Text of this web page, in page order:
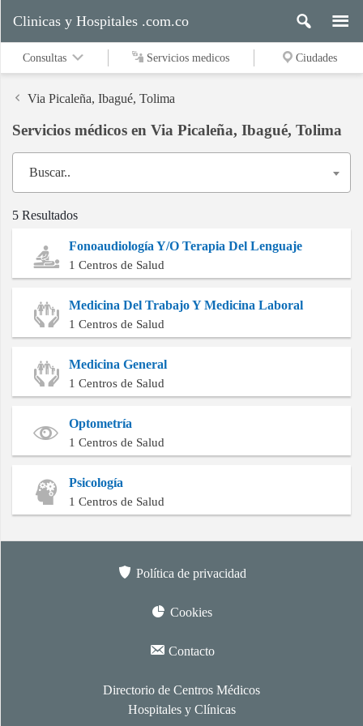
Servicios
medicos
Clinicas y Hospitales .com.co
Consultas Servicios medicos Ciudades
Via Picaleña, Ibagué, Tolima
Servicios médicos en Via Picaleña, Ibagué, Tolima
Buscar..
5 Resultados
Fonoaudiología Y/O Terapia Del Lenguaje
1 Centros de Salud
Medicina Del Trabajo Y Medicina Laboral
1 Centros de Salud
Medicina General
1 Centros de Salud
Optometría
1 Centros de Salud
Psicología
1 Centros de Salud
Política de privacidad
Cookies
Contacto
Directorio de Centros Médicos
Hospitales y Clínicas